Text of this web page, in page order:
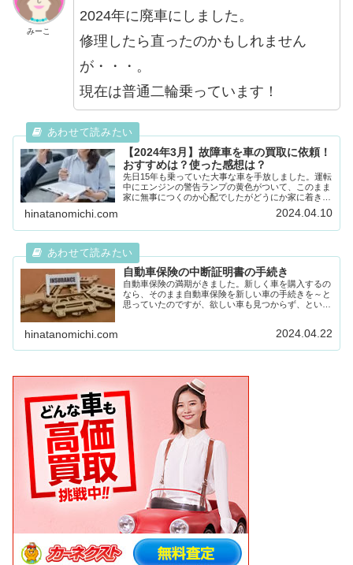
みーこ
2024年に廃車にしました。
修理したら直ったのかもしれません
が・・・。
現在は普通二輪乗っています！
【2024年3月】故障車を車の買取に依頼！
おすすめは？使った感想は？
先日15年も乗っていた大事な車を手放しました。運転
中にエンジンの警告ランプの黄色がついて、このまま
家に無事につくのか心配でしたがどうにか家に着きま
した。エンジンの警告ランプ、もしかしたらかなり修
理代が高くなるかもしれない。もう修理に出さずに...
hinatanomichi.com 2024.04.10
自動車保険の中断証明書の手続き
自動車保険の満期がきました。新しく車を購入するの
なら、そのまま自動車保険を新しい車の手続きを～と
思っていたのですが、欲しい車も見つからず、という
hinatanomichi.com 2024.04.22